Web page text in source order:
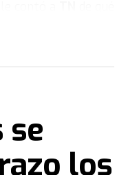
busca
de cómo
que se
Diego estuvo de
se
los